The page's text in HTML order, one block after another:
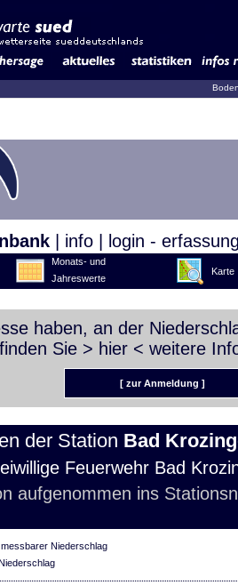
info login -
Monats- und
Jahreswerte
Karte
haben, an der
finden Sie > hier < weitere
[ zur Anmeldung ]
der Station Bad
Feuerwehr Bad
aufgenommen ins
Niederschlag